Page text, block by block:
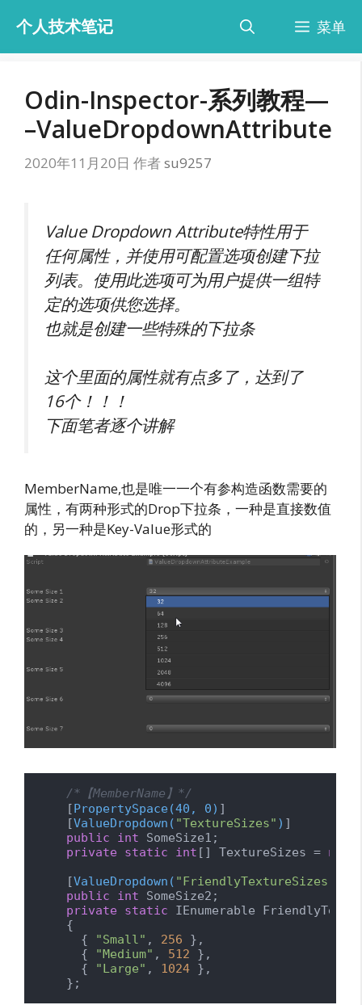
内
个人技术笔记 菜单
Odin-Inspector-系列教程—
–ValueDropdownAttribute
2020年11月20日 作者su9257
Value Dropdown Attribute特性用于
任何属性，并使用可配置选项创建下拉
列表。使用此选项可为用户提供一组特
定的选项供您选择。
也就是创建一些特殊的下拉条
这个里面的属性就有点多了，达到了
16个！！！
下面笔者逐个讲解
MemberName,也是唯一一个有参构造函数需要的
属性，有两种形式的Drop下拉条，一种是直接数值
的，另一种是Key-Value形式的
/*【MemberName】*/
    [
PropertySpace(40, 0) ]
    [
ValueDropdown( "TextureSizes" ) ]
public
int SomeSize1;
private
static int [] TextureSizes = new
    [
ValueDropdown( "FriendlyTextureSizes"
public
int SomeSize2;
private
static IEnumerable
    {
      {
"Small" , 256 },
      {
"Medium" , 512 },
      {
"Large" , 1024 },
    };